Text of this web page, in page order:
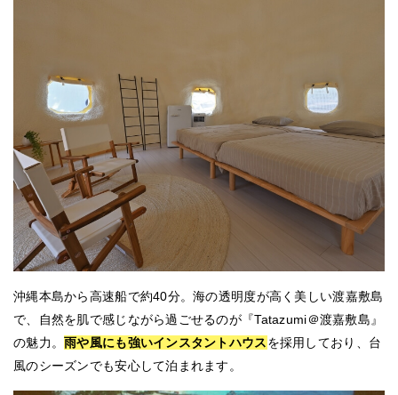
沖縄本島から高速船で約40分。海の透明度が高く美しい渡嘉敷島
で、自然を肌で感じながら過ごせるのが『Tatazumi＠渡嘉敷島』
の魅力。雨や風にも強いインスタントハウスを採用しており、台
風のシーズンでも安心して泊まれます。